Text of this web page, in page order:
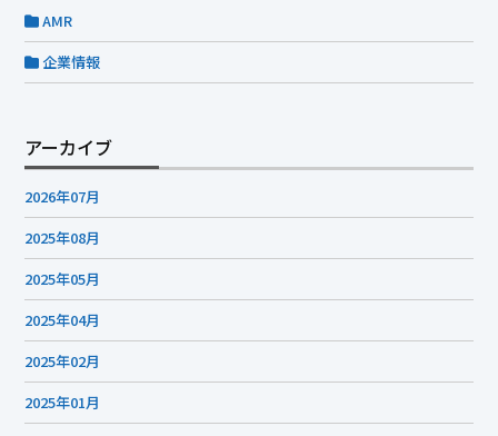
AMR
企業情報
アーカイブ
2026年07月
2025年08月
2025年05月
2025年04月
2025年02月
2025年01月